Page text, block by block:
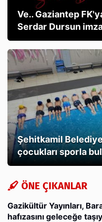
Ve.. Gaziantep
Serdar Dursun
Şehitkamil
çocukları sporla
ÖNE ÇIKANLAR
Gazikültür Yayınları,
hafızasını geleceğe